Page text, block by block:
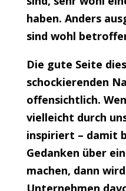
haben. Anders
sind wohl
Die gute Seite
schockierenden
offensichtlich.
vielleicht durch
inspiriert – damit
Gedanken über
machen, dann
Unternehmen